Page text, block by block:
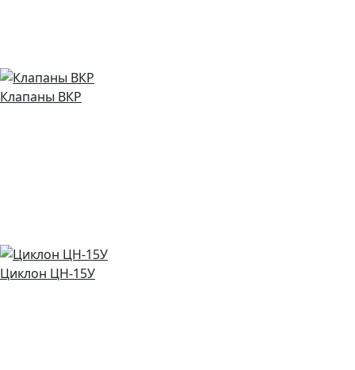
Клапаны ВКР
Циклон ЦН-15У